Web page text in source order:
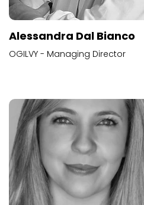
Alessandra Dal Bianco
OGILVY - Managing Director